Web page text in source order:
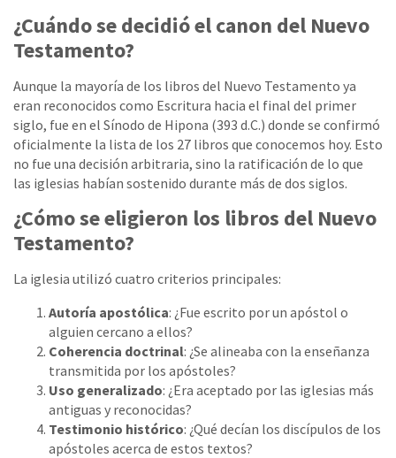
¿Cuándo se decidió el canon del Nuevo
Testamento?
Aunque la mayoría de los libros del Nuevo Testamento ya
eran reconocidos como Escritura hacia el final del primer
siglo, fue en el Sínodo de Hipona (393 d.C.) donde se confirmó
oficialmente la lista de los 27 libros que conocemos hoy. Esto
no fue una decisión arbitraria, sino la ratificación de lo que
las iglesias habían sostenido durante más de dos siglos.
¿Cómo se eligieron los libros del Nuevo
Testamento?
La iglesia utilizó cuatro criterios principales:
Autoría apostólica: ¿Fue escrito por un apóstol o
alguien cercano a ellos?
Coherencia doctrinal: ¿Se alineaba con la enseñanza
transmitida por los apóstoles?
Uso generalizado: ¿Era aceptado por las iglesias más
antiguas y reconocidas?
Testimonio histórico: ¿Qué decían los discípulos de los
apóstoles acerca de estos textos?